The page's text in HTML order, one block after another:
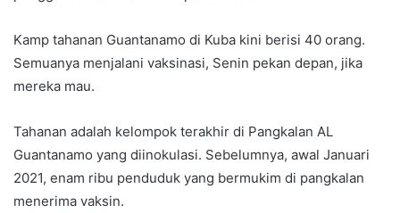
Kamp tahanan Guantanamo di Kuba kini berisi 40 orang.
Semuanya menjalani vaksinasi, Senin pekan depan, jika
mereka mau.
Tahanan adalah kelompok terakhir di Pangkalan AL
Guantanamo yang diinokulasi. Sebelumnya, awal Januari
2021, enam ribu penduduk yang bermukim di pangkalan
menerima vaksin.